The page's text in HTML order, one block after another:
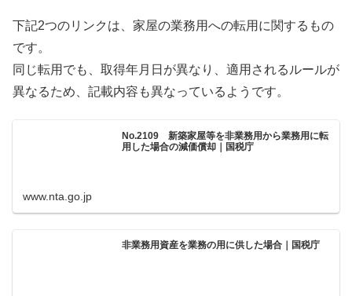
下記2つのリンクは、家屋の業務用への転用に関するもの
です。
同じ転用でも、取得年月日が異なり、適用されるルールが
異なるため、記載内容も異なっているようです。
No.2109 新築家屋等を非業務用から業務用に転
用した場合の減価償却｜国税庁
www.nta.go.jp
非業務用資産を業務の用に供した場合｜国税庁